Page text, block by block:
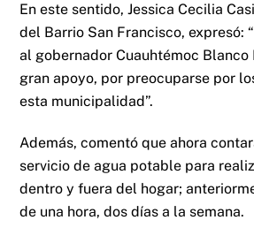
En este sentido, Jessica Cecilia
del Barrio San Francisco, expresó:
al gobernador Cuauhtémoc Blanco
gran apoyo, por preocuparse por
esta municipalidad”.
Además, comentó que ahora
servicio de agua potable para
dentro y fuera del hogar;
de una hora, dos días a la semana.